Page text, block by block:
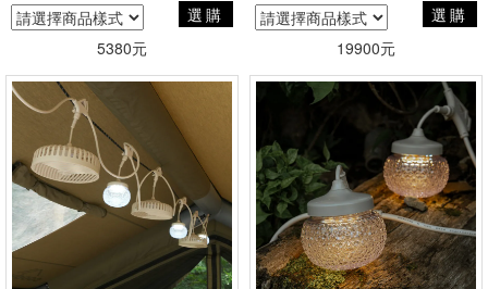
選購
5380元
選購
19900元